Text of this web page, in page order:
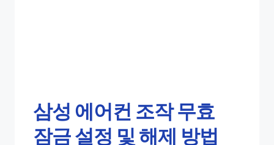
삼성 에어컨 조작 무효
잠금 설정 및 해제 방법